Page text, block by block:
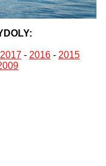
2017 - 2016 - 2015